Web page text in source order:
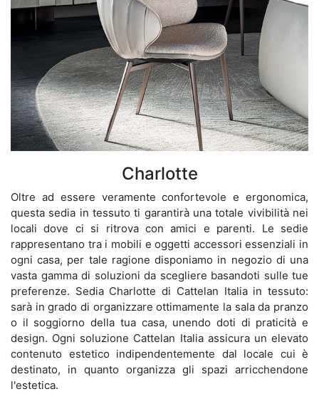
Charlotte
Oltre ad essere veramente confortevole e ergonomica,
questa sedia in tessuto ti garantirà una totale vivibilità nei
locali dove ci si ritrova con amici e parenti. Le sedie
rappresentano tra i mobili e oggetti accessori essenziali in
ogni casa, per tale ragione disponiamo in negozio di una
vasta gamma di soluzioni da scegliere basandoti sulle tue
preferenze. Sedia Charlotte di Cattelan Italia in tessuto:
sarà in grado di organizzare ottimamente la sala da pranzo
o il soggiorno della tua casa, unendo doti di praticità e
design. Ogni soluzione Cattelan Italia assicura un elevato
contenuto estetico indipendentemente dal locale cui è
destinato, in quanto organizza gli spazi arricchendone
l'estetica.